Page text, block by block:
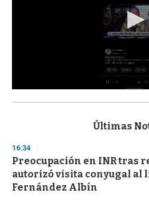
s
d
s
o
f
3
Últimas
16:34
Preocupación en INR tras
autorizó visita conyugal al
Fernández Albín